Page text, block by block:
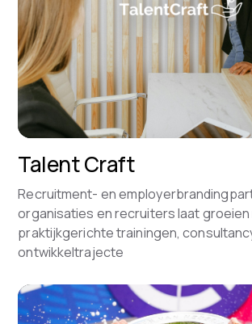
Talent Craft
Recruitment- en
organisaties en recruiters laat
praktijkgerichte trainingen,
ontwikkeltrajecte